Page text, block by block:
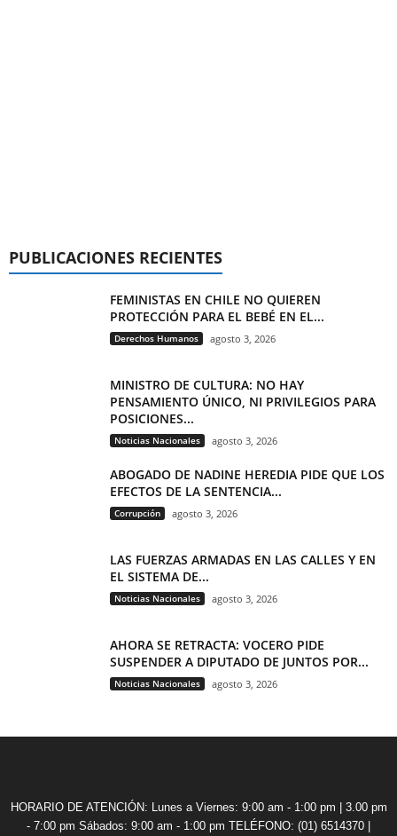
PUBLICACIONES RECIENTES
FEMINISTAS EN CHILE NO QUIEREN
PROTECCIÓN PARA EL BEBÉ EN EL...
Derechos Humanos agosto 3, 2026
MINISTRO DE CULTURA: NO HAY
PENSAMIENTO ÚNICO, NI PRIVILEGIOS PARA
POSICIONES...
Noticias Nacionales agosto 3, 2026
ABOGADO DE NADINE HEREDIA PIDE QUE LOS
EFECTOS DE LA SENTENCIA...
Corrupción agosto 3, 2026
LAS FUERZAS ARMADAS EN LAS CALLES Y EN
EL SISTEMA DE...
Noticias Nacionales agosto 3, 2026
AHORA SE RETRACTA: VOCERO PIDE
SUSPENDER A DIPUTADO DE JUNTOS POR...
Noticias Nacionales agosto 3, 2026
HORARIO DE ATENCIÓN: Lunes a Viernes: 9:00 am - 1:00 pm | 3.00 pm
- 7:00 pm Sábados: 9:00 am - 1:00 pm TELÉFONO: (01) 6514370 |